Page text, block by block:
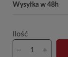
Wysyłka w 48h
Ilość